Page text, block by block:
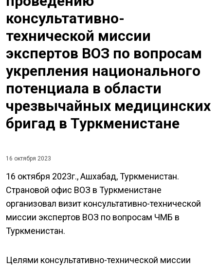
консультативно-
технической миссии
экспертов ВОЗ по вопросам
укрепления национального
потенциала в области
чрезвычайных медицинских
бригад в Туркменистане
16 октября 2023
16 октября 2023г., Ашхабад, Туркменистан.
Страновой офис ВОЗ в Туркменистане
организовал визит консультативно-технической
миссии экспертов ВОЗ по вопросам ЧМБ в
Туркменистан.
Целями консультативно-технической миссии